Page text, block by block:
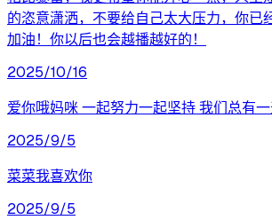
的恣意潇洒，不要给自己太大压力，你已
加油！你以后也会越播越好的！
2025/10/16
爱你哦妈咪 一起努力一起坚持 我们总有
2025/9/5
菜菜我喜欢你
2025/9/5